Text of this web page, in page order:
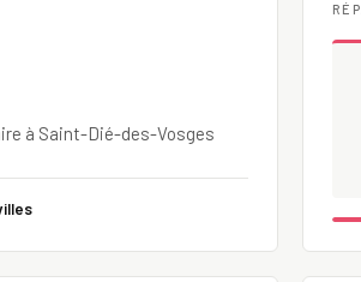
à Saint-Dié-des-Vosges